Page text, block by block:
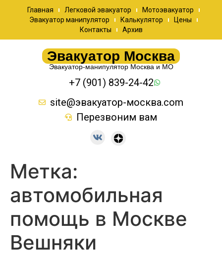
Главная Легковой эвакуатор
Мотоэвакуатор
Эвакуатор манипулятор
Калькулятор
Цены
Контакты
Архив
Эвакуатор Москва
Эвакуатор-манипулятор Москва и МО
+7 (901) 839-24-42
site@эвакуатор-москва.com
Перезвоним вам
Метка:
автомобильная
помощь в Москве
Вешняки